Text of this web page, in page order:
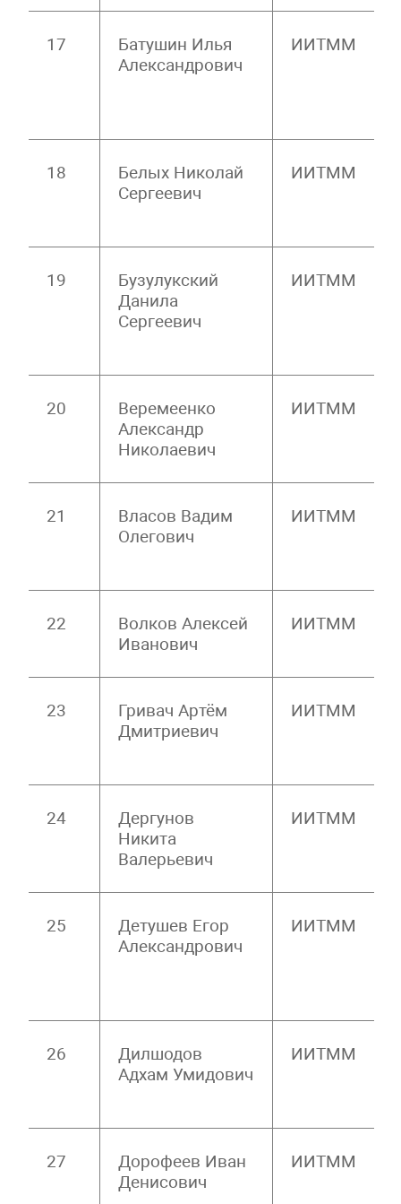
17
Батушин Илья
Александрович
ИИТММ
18
Белых Николай
Сергеевич
ИИТММ
19
Бузулукский
Данила
Сергеевич
ИИТММ
20
Веремеенко
Александр
Николаевич
ИИТММ
21
Власов Вадим
Олегович
ИИТММ
22
Волков Алексей
Иванович
ИИТММ
23
Гривач Артём
Дмитриевич
ИИТММ
24
Дергунов
Никита
Валерьевич
ИИТММ
25
Детушев Егор
Александрович
ИИТММ
26
Дилшодов
Адхам Умидович
ИИТММ
27
Дорофеев Иван
Денисович
ИИТММ